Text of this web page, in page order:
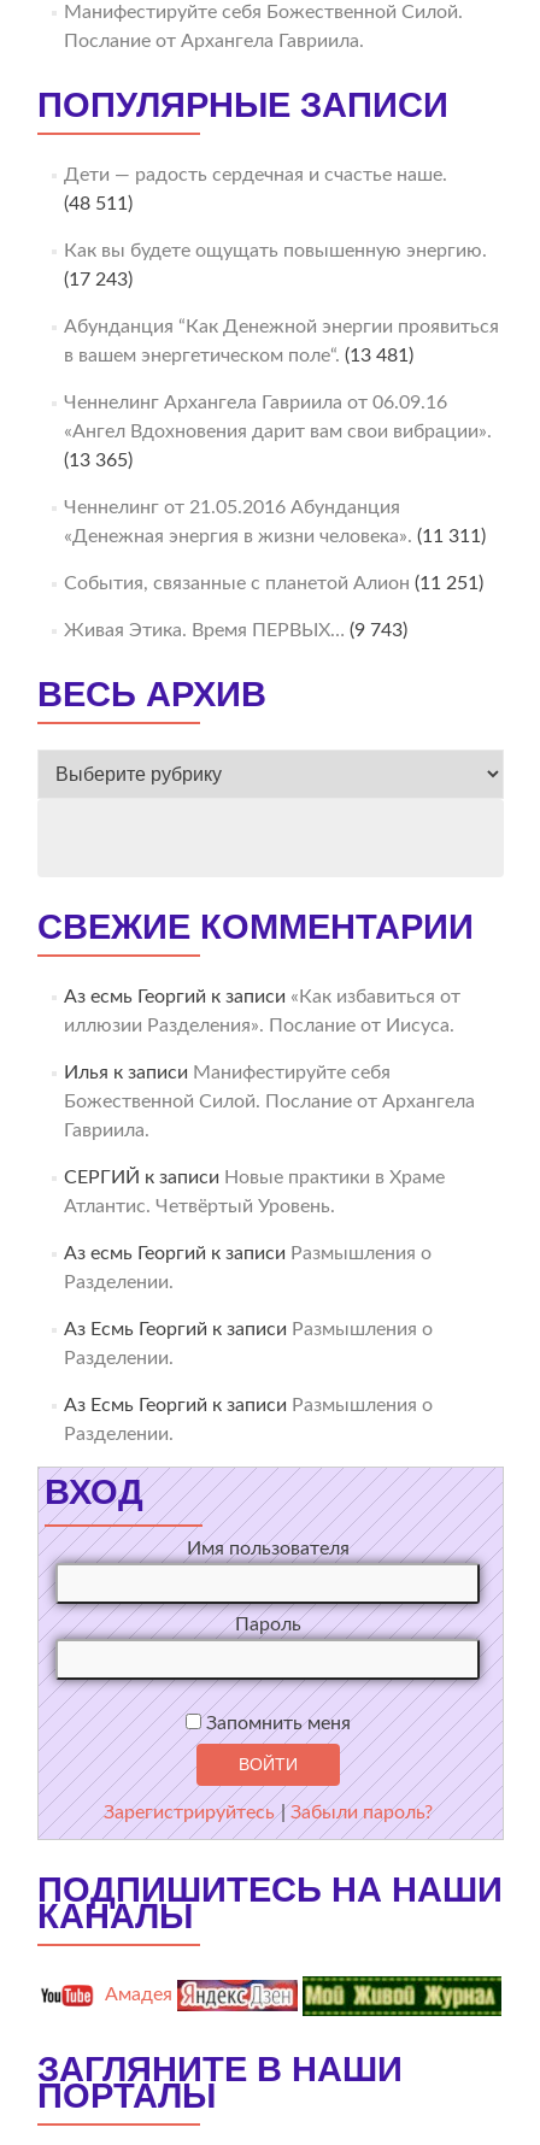
Манифестируйте себя Божественной Силой.
Послание от Архангела Гавриила.
ПОПУЛЯРНЫЕ ЗАПИСИ
Дети — радость сердечная и счастье наше.
(48 511)
Как вы будете ощущать повышенную энергию.
(17 243)
Абунданция “Как Денежной энергии проявиться
в вашем энергетическом поле“. (13 481)
Ченнелинг Архангела Гавриила от 06.09.16
«Ангел Вдохновения дарит вам свои вибрации».
(13 365)
Ченнелинг от 21.05.2016 Абунданция
«Денежная энергия в жизни человека». (11 311)
События, связанные с планетой Алион (11 251)
Живая Этика. Время ПЕРВЫХ… (9 743)
ВЕСЬ АРХИВ
ВЕСЬ
СВЕЖИЕ КОММЕНТАРИИ
Аз есмь Георгий к записи «Как избавиться от
иллюзии Разделения». Послание от Иисуса.
Илья к записи Манифестируйте себя
Божественной Силой. Послание от Архангела
Гавриила.
СЕРГИЙ к записи Новые практики в Храме
Атлантис. Четвёртый Уровень.
Аз есмь Георгий к записи Размышления о
Разделении.
Аз Есмь Георгий к записи Размышления о
Разделении.
Аз Есмь Георгий к записи Размышления о
Разделении.
ВХОД
Имя пользователя
Пароль
Запомнить меня
Зарегистрируйтесь |Забыли пароль?
ПОДПИШИТЕСЬ НА НАШИ
КАНАЛЫ
Амадея
ЗАГЛЯНИТЕ В НАШИ
ПОРТАЛЫ